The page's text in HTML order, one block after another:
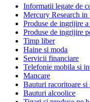
Informatii legate de
Mercury Research in
Produse de ingrijire
Produse de ingrijire
Timp liber
Haine si moda
Servicii financiare
Telefonie mobila si
Mancare
Bauturi racoritoare si
Bauturi alcoolice